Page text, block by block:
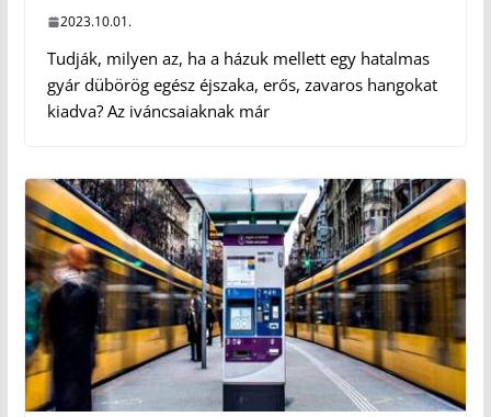
2023.10.01.
Tudják, milyen az, ha a házuk mellett egy hatalmas
gyár dübörög egész éjszaka, erős, zavaros hangokat
kiadva? Az iváncsaiaknak már